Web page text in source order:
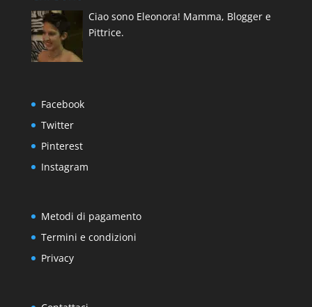
Ciao sono Eleonora! Mamma, Blogger e
Pittrice.
Facebook
Twitter
Pinterest
Instagram
Metodi di pagamento
Termini e condizioni
Privacy